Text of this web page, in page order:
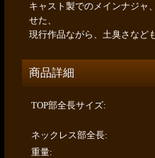
キャスト製でのメインナジャ
せた、
現行作品ながら、土臭さなど
商品詳細
TOP部全長サイズ:
ネックレス部全長:
重量: